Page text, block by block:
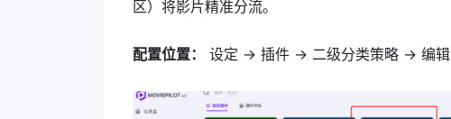
区）将影片精准分流。
配置位置： 设定 -> 插件 -> 二级分类策略 -> 编辑